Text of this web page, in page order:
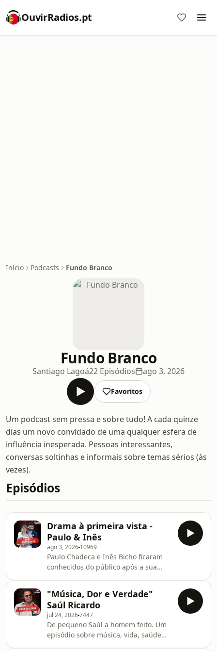
OuvirRadios.pt
Início Podcasts Fundo Branco
Fundo Branco
Santiago Lagoá22 Episódios ago 3, 2026
Favoritos
Um podcast sem pressa e sobre tudo! A cada quinze
dias um novo convidado de uma qualquer esfera de
influência inesperada. Pessoas interessantes,
conversas soltinhas e informais sobre temas sérios (às
vezes).
Episódios
Drama à primeira vista -
Paulo & Inês
ago 3, 2026 10969
Paulo Chadeca e Inês Bicho ficaram
conhecidos do público após a sua
estado atual deste programa e como
a televisão promove e vive da
discórdia e das tensões que ela
mesmo provoca. Learn more about
your ad choices. Visit
megaphone.fm/adchoices
"Música, Dor e Verdade"
Saúl Ricardo
jul 24, 20267447
De pequeno Saúl a homem feito. Um
episódio sobre música, vida, saúde